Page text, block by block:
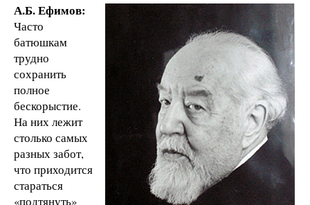
А.Б. Ефимов:
Часто
батюшкам
трудно
сохранить
полное
бескорыстие.
На них лежит
столько самых
разных забот,
что приходится
стараться
«подтянуть»